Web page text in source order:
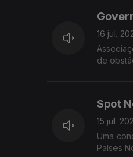
16 jul.
de
Spot
15 jul.
Uma
Países